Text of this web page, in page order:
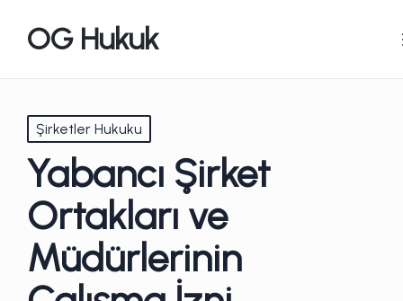
OG Hukuk
Posted
Şirketler Hukuku
Yabancı Şirket
Ortakları ve
Müdürlerinin